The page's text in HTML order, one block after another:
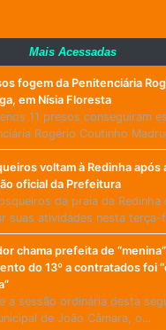
Mais Acessadas
fogem da Penitenciária
em Nísia Floresta
11 presos conseguiram
Rogério Coutinho
voltam à Redinha após
oficial da Prefeitura
da praia da Redinha
suas atividades nesta terça-
chama prefeita de
do 13º a contratados foi
a sessão ordinária desta
de João Câmara, o…